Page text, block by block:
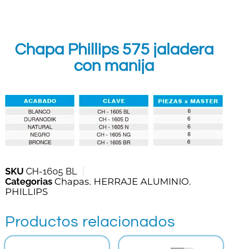
Chapa Phillips 575 jaladera
con manija
SKU CH-1605 BL
Categorias Chapas, HERRAJE ALUMINIO,
PHILLIPS
Productos relacionados